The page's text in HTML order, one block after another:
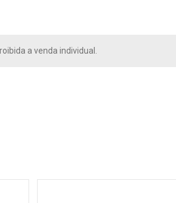
a venda individual.